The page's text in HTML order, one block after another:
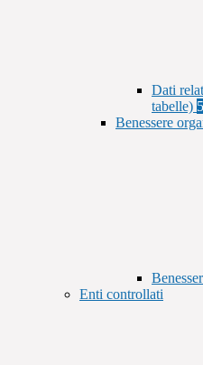
Dati
tabelle) 5
Benessere
Enti controllati